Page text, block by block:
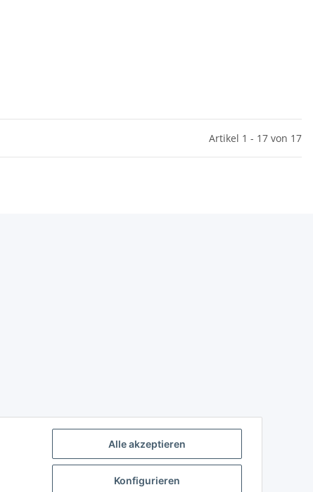
Artikel 1 - 17 von 17
Alle akzeptieren
Konfigurieren